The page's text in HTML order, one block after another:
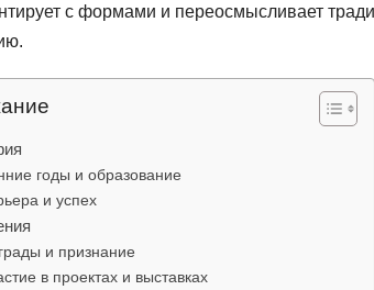
с формами и переосмысливает
годы и образование
и успех
и признание
в проектах и выставках